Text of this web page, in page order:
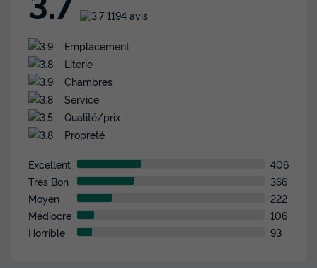
1194 avis
Emplacement
Literie
Chambres
Service
Qualité/prix
Propreté
Excellent
406
Très Bon
366
Moyen
222
Médiocre
106
Horrible
93